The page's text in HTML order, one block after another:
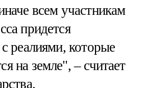
всем участникам
придется
с реалиями, которые
на земле", – считает